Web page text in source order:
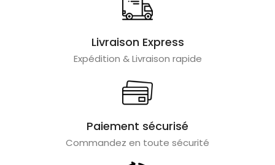
Livraison Express
Expédition & Livraison rapide
Paiement sécurisé
Commandez en toute sécurité